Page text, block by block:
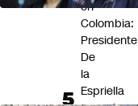
en
Colombia:
Presidente
De
la
Espriella